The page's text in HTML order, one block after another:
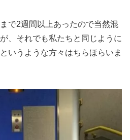
で2週間以上あったので当然混
、それでも私たちと同じように
いうような方々はちらほらいま